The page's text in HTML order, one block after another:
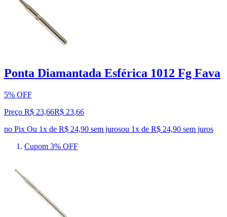
Ponta Diamantada Esférica 1012 Fg Fava
5% OFF
Preço R$ 23,66R$ 23,66
no Pix Ou 1x de R$ 24,90 sem jurosou 1x de R$ 24,90 sem juros
Cupom 3% OFF